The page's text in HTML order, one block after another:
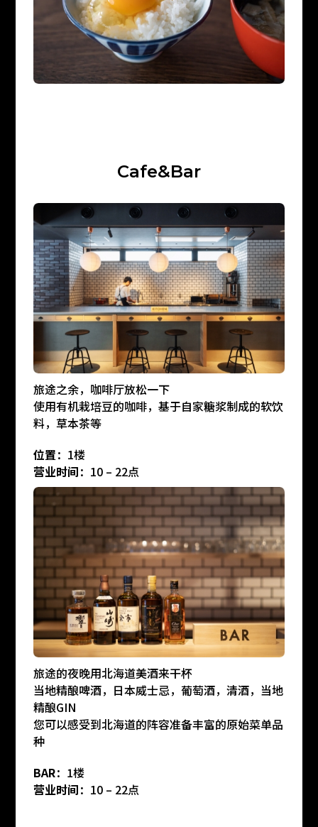
Cafe&Bar
旅途之余，咖啡厅放松一下
使用有机栽培豆的咖啡，基于自家糖浆制成的软饮
料，草本茶等
位置：1楼
营业时间：10 – 22点
旅途的夜晚用北海道美酒来干杯
当地精酿啤酒，日本威士忌，葡萄酒，清酒，当地
精酿GIN
您可以感受到北海道的阵容准备丰富的原始菜单品
种
BAR：1楼
营业时间：10 – 22点